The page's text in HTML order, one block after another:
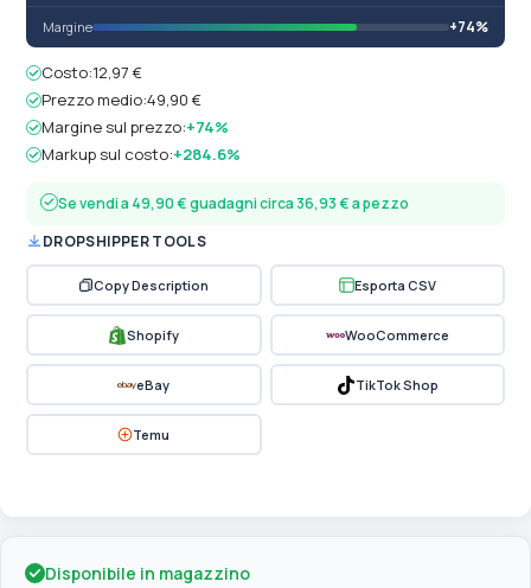
Margine +74%
Costo:12,97 €
Prezzo medio:49,90 €
Margine sul prezzo:+74%
Markup sul costo:+284.6%
Se vendi a 49,90 € guadagni circa 36,93 € a pezzo
DROPSHIPPER TOOLS
Copy Description Esporta CSV
Shopify WooCommerce
eBay TikTok Shop
Temu
Disponibile in magazzino